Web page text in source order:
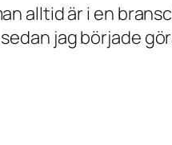
alltid är i en
jag började